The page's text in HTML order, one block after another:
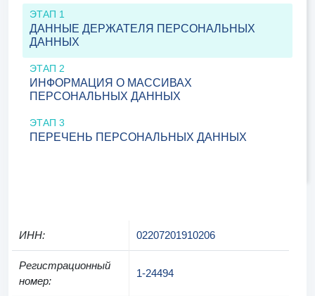
ЭТАП 1
ДАННЫЕ ДЕРЖАТЕЛЯ ПЕРСОНАЛЬНЫХ
ДАННЫХ
ЭТАП 2
ИНФОРМАЦИЯ О МАССИВАХ
ПЕРСОНАЛЬНЫХ ДАННЫХ
ЭТАП 3
ПЕРЕЧЕНЬ ПЕРСОНАЛЬНЫХ ДАННЫХ
ИНН: 02207201910206
Регистрационный
номер:
1-24494